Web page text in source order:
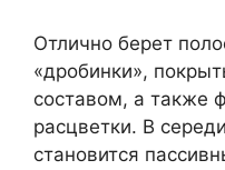
Отлично берет
«дробинки»,
составом, а также
расцветки. В
становится